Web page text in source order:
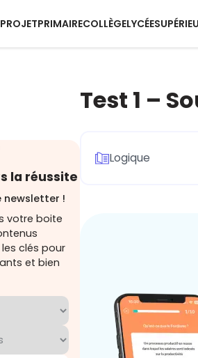
PRIMAIRECOLLÈGELYCÉE
la réussite
newsletter !
votre boite
clés pour
et bien
Test 1 –
Logique